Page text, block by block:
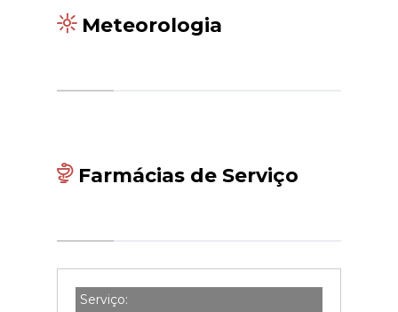
Meteorologia
Farmácias de Serviço
Serviço: